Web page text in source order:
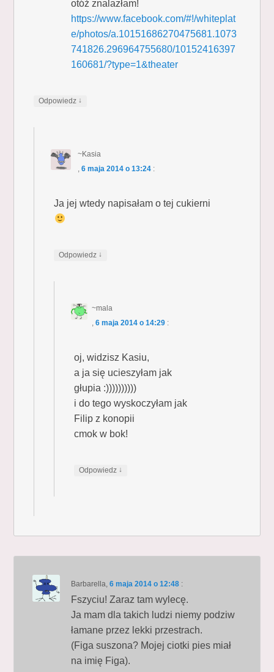
otóż znalazłam!
https://www.facebook.com/#!/whiteplat
e/photos/a.10151686270475681.1073
741826.296964755680/10152416397
160681/?type=1&theater
Odpowiedz ↓
~Kasia
, 6 maja 2014 o 13:24 :
Ja jej wtedy napisałam o tej cukierni
Odpowiedz ↓
~mala
,6 maja 2014 o 14:29 :
oj, widzisz Kasiu,
a ja się ucieszyłam jak
głupia :))))))))))
i do tego wyskoczyłam jak
Filip z konopii
cmok w bok!
Odpowiedz ↓
Barbarella,6 maja 2014 o 12:48 :
Fszyciu! Zaraz tam wylecę.
Ja mam dla takich ludzi niemy podziw
łamane przez lekki przestrach.
(Figa suszona? Mojej ciotki pies miał
na imię Figa).